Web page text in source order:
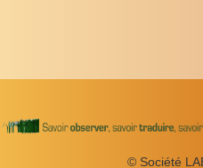
© Société